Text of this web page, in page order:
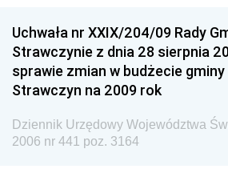
Dziennik Urzędowy Ministra
Dziennik Urzędowy Ministra
Dziennik Urzędowy Ministra do
Dziennik Urzędowy Agencji
Uchwała nr XXIX/204/09 Rady
Strawczynie z dnia 28 sierpnia
sprawie zmian w budżecie gminy
Strawczyn na 2009 rok
Dziennik Urzędowy Województwa
2006 nr 441 poz. 3164